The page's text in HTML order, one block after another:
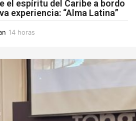
el espíritu del Caribe a bordo
experiencia: “Alma Latina”
14 horas
o